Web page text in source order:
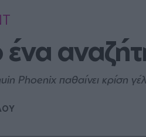
Phoenix παθαίνει κρίση